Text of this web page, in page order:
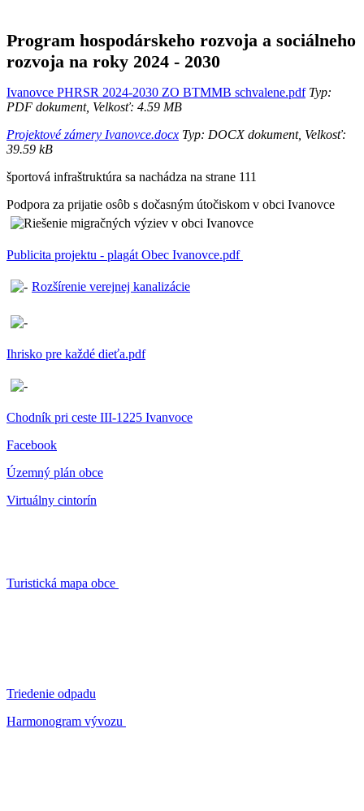
Program hospodárskeho rozvoja a sociálneho
rozvoja na roky 2024 - 2030
Ivanovce PHRSR 2024-2030 ZO BTMMB schvalene.pdfTyp:
PDF dokument, Velkosť: 4.59 MB
Projektové zámery Ivanovce.docx Typ: DOCX dokument, Velkosť:
39.59 kB
športová infraštruktúra sa nachádza na strane 111
Podpora za prijatie osôb s dočasným útočiskom v obci Ivanovce
Publicita projektu - plagát Obec Ivanovce.pdf
Rozšírenie verejnej kanalizácie
Ihrisko pre každé dieťa.pdf
Chodník pri ceste III-1225 Ivanvoce
Facebook
Územný plán obce
Virtuálny cintorín
Turistická mapa obce
Triedenie odpadu
Harmonogram vývozu